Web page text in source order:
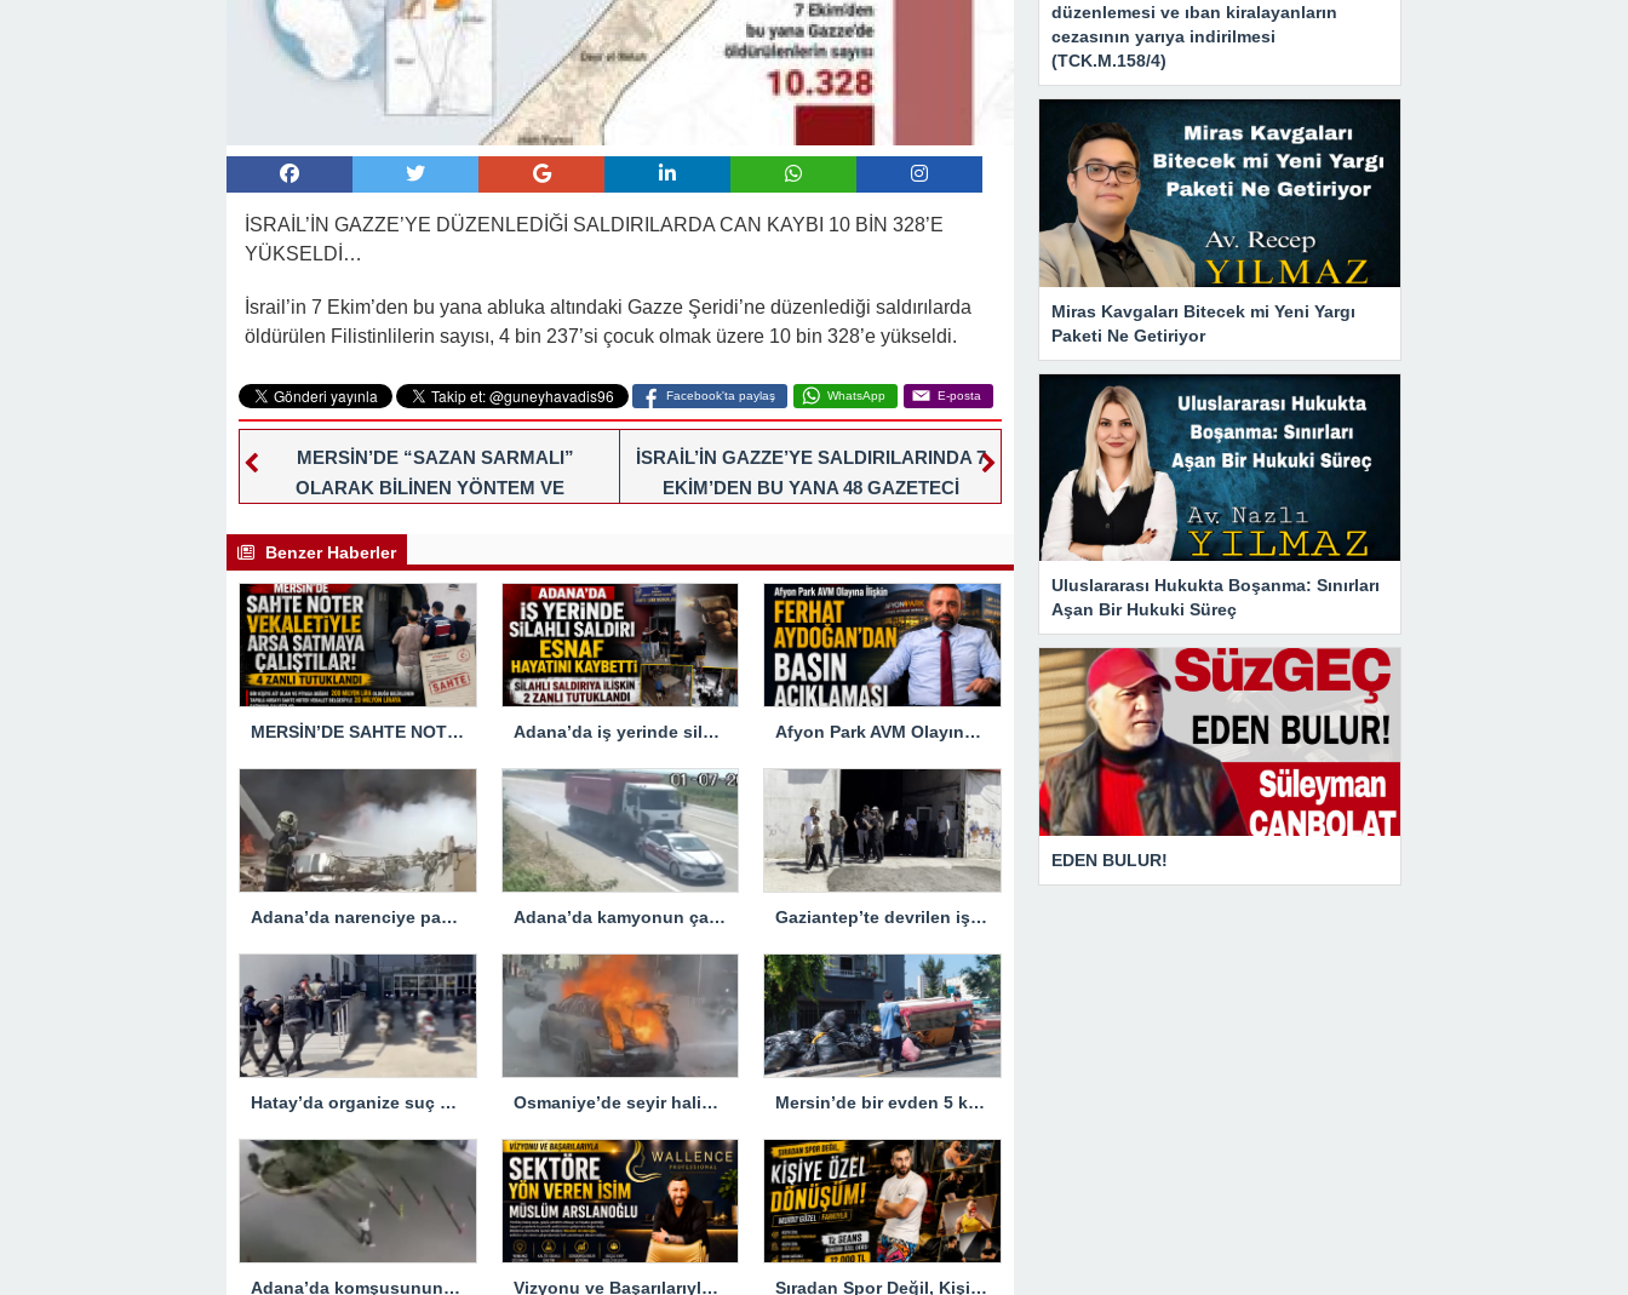
İSRAİL’İN GAZZE’YE DÜZENLEDİĞİ SALDIRILARDA CAN KAYBI 10 BİN 328’E
YÜKSELDİ…
İsrail’in 7 Ekim’den bu yana abluka altındaki Gazze Şeridi’ne düzenlediği saldırılarda
öldürülen Filistinlilerin sayısı, 4 bin 237’si çocuk olmak üzere 10 bin 328’e yükseldi.
Facebook'ta paylaş WhatsApp E-posta
MERSİN’DE “SAZAN SARMALI”
OLARAK BİLİNEN YÖNTEM VE
YAPTIKLARI ÖNE SÜRÜLEN 18 ŞÜPHELİ
YAKALANDI
İSRAİL’İN GAZZE’YE SALDIRILARINDA 7
EKİM’DEN BU YANA 48 GAZETECİ
Benzer Haberler
MERSİN’DE SAHTE NOTER VEKALETİULE ARSA SATMAYA ÇALIŞTIRLAR Adana’da iş yerinde silahlı saldırıya uğrayan esnaf hayatını kaybetti Afyon Park AVM Olayına İlişkin Ferhat Aydoğan’dan Basın Açıklaması
Adana’da narenciye paketleme fabrikasında çıkan yangın kontrol altına alındı Adana’da kamyonun çarptığı jandarma trafik aracındaki bir personel yaralandı Gaziantep’te devrilen iş makinesinin altında kalan kişi hayatını kaybetti
Hatay’da organize suç örgütüne yönelik operasyon… 5 zanlı tutuklandı Osmaniye’de seyir halindeyken yanan otomobil kullanılamaz hale geldi Mersin’de bir evden 5 kamyon çöp çıkarıldı
Adana’da komşusunun evine tabancayla ateş açan zanlı tutuklandı Vizyonu ve Başarılarıyla Sektöre Yön Veren İsim: Müslüm Arslanoğlu Sıradan Spor Değil, Kişiye Özel Dönüşüm! Murat Güzel Farkıyla
düzenlemesi ve ıban kiralayanların
cezasının yarıya indirilmesi
(TCK.M.158/4)
Miras Kavgaları Bitecek mi Yeni Yargı
Paketi Ne Getiriyor
Uluslararası Hukukta Boşanma: Sınırları
Aşan Bir Hukuki Süreç
EDEN BULUR!